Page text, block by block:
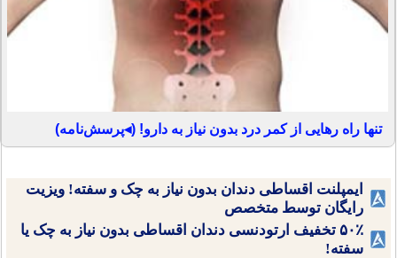
تنها راه رهایی از کمر درد بدون نیاز به دارو! (◂پرسش‌نامه)
ایمپلنت اقساطی دندان بدون نیاز به چک و سفته! ویزیت
رایگان توسط متخصص
۵۰٪ تخفیف ارتودنسی دندان اقساطی بدون نیاز به چک یا
سفته!